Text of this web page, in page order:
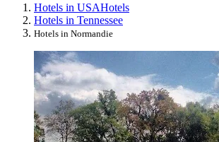
Hotels in USAHotels
Hotels in Tennessee
Hotels in Normandie